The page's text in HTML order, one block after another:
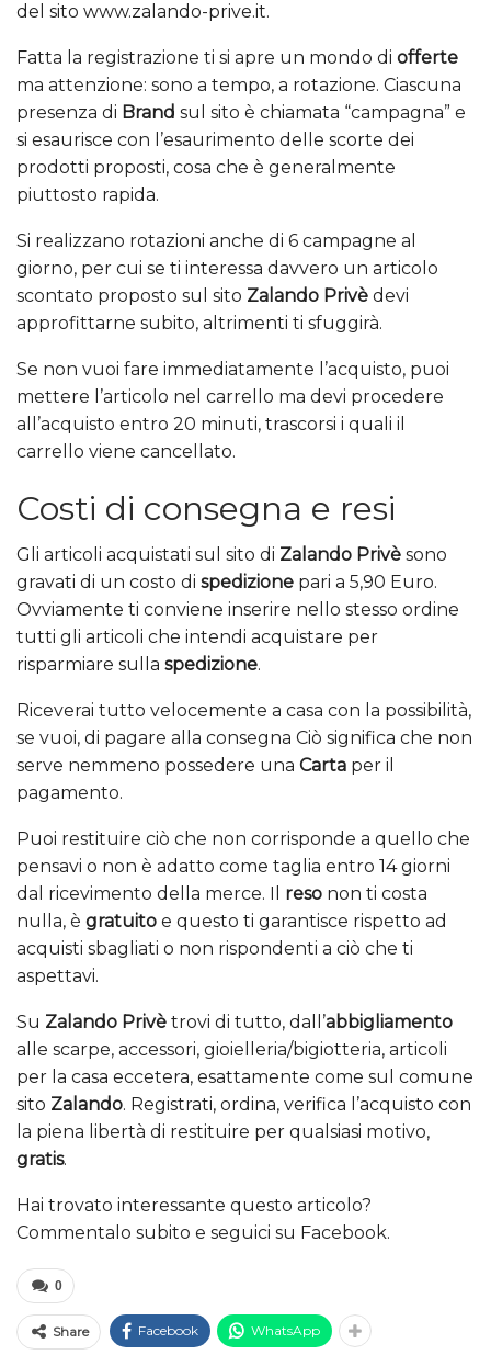
del sito www.zalando-prive.it.
Fatta la registrazione ti si apre un mondo di offerte
ma attenzione: sono a tempo, a rotazione. Ciascuna
presenza di Brand sul sito è chiamata “campagna” e
si esaurisce con l’esaurimento delle scorte dei
prodotti proposti, cosa che è generalmente
piuttosto rapida.
Si realizzano rotazioni anche di 6 campagne al
giorno, per cui se ti interessa davvero un articolo
scontato proposto sul sito Zalando Privè devi
approfittarne subito, altrimenti ti sfuggirà.
Se non vuoi fare immediatamente l’acquisto, puoi
mettere l’articolo nel carrello ma devi procedere
all’acquisto entro 20 minuti, trascorsi i quali il
carrello viene cancellato.
Costi di consegna e resi
Gli articoli acquistati sul sito di Zalando Privè sono
gravati di un costo di spedizione pari a 5,90 Euro.
Ovviamente ti conviene inserire nello stesso ordine
tutti gli articoli che intendi acquistare per
risparmiare sulla spedizione.
Riceverai tutto velocemente a casa con la possibilità,
se vuoi, di pagare alla consegna Ciò significa che non
serve nemmeno possedere una Carta per il
pagamento.
Puoi restituire ciò che non corrisponde a quello che
pensavi o non è adatto come taglia entro 14 giorni
dal ricevimento della merce. Il reso non ti costa
nulla, è gratuito e questo ti garantisce rispetto ad
acquisti sbagliati o non rispondenti a ciò che ti
aspettavi.
Su Zalando Privè trovi di tutto, dall’abbigliamento
alle scarpe, accessori, gioielleria/bigiotteria, articoli
per la casa eccetera, esattamente come sul comune
sito Zalando. Registrati, ordina, verifica l’acquisto con
la piena libertà di restituire per qualsiasi motivo,
gratis.
Hai trovato interessante questo articolo?
Commentalo subito e seguici su Facebook.
0
Share Facebook WhatsApp